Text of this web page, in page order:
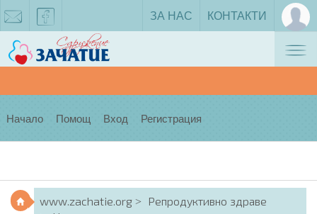
facebook
ЗА НАС КОНТАКТИ
Начало Помощ Вход Регистрация
www.zachatie.org
Репродуктивно здраве